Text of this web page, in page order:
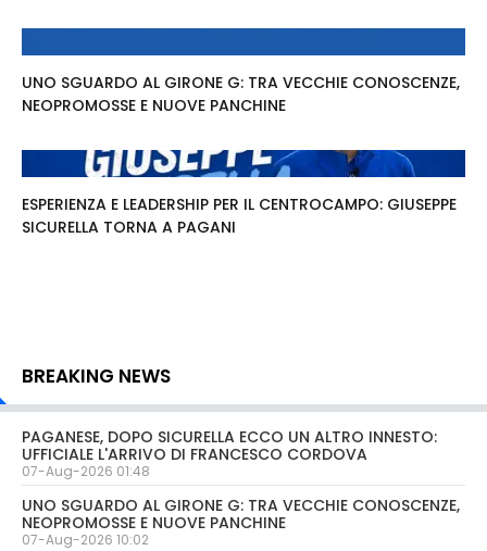
UNO SGUARDO AL GIRONE G: TRA VECCHIE CONOSCENZE,
NEOPROMOSSE E NUOVE PANCHINE
ESPERIENZA E LEADERSHIP PER IL CENTROCAMPO: GIUSEPPE
SICURELLA TORNA A PAGANI
BREAKING NEWS
PAGANESE, DOPO SICURELLA ECCO UN ALTRO INNESTO:
UFFICIALE L'ARRIVO DI FRANCESCO CORDOVA
07-Aug-2026 01:48
UNO SGUARDO AL GIRONE G: TRA VECCHIE CONOSCENZE,
NEOPROMOSSE E NUOVE PANCHINE
07-Aug-2026 10:02